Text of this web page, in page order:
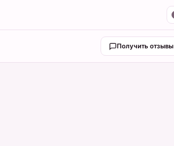
Получить отзывы